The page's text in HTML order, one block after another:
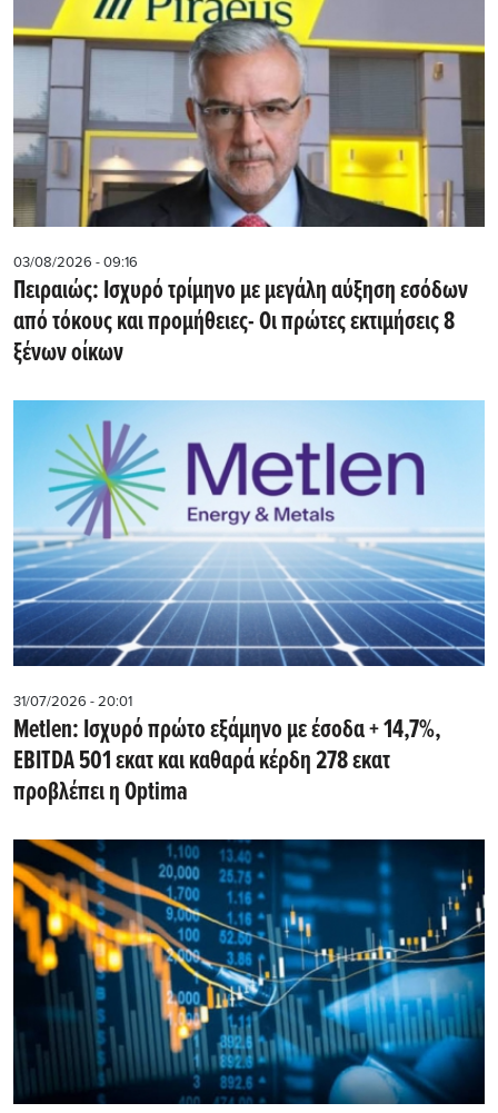
03/08/2026 - 09:16
Πειραιώς: Ισχυρό τρίμηνο με μεγάλη αύξηση εσόδων
από τόκους και προμήθειες- Oι πρώτες εκτιμήσεις 8
ξένων οίκων
31/07/2026 - 20:01
Metlen: Iσχυρό πρώτο εξάμηνο με έσοδα + 14,7%,
EBITDA 501 εκατ και καθαρά κέρδη 278 εκατ
προβλέπει η Optima